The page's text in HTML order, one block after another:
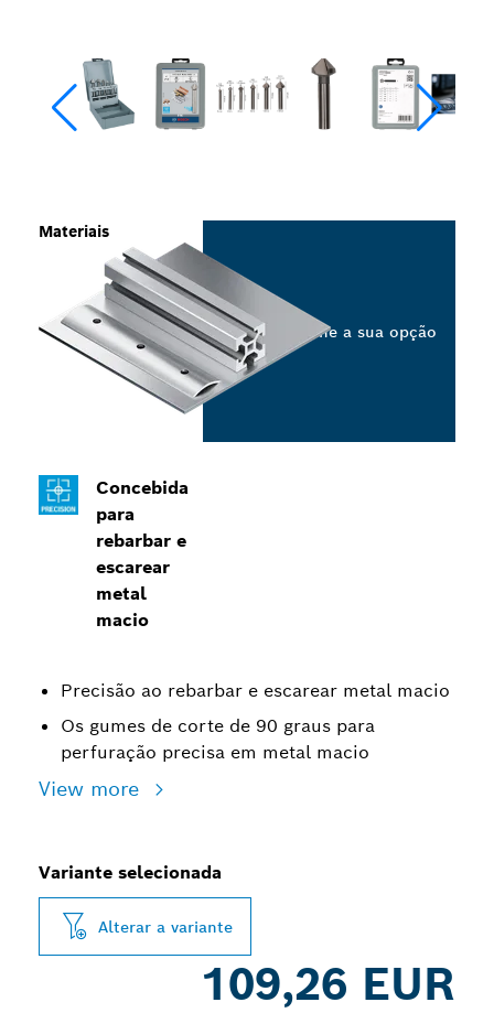
Concebida
para
rebarbar e
escarear
metal
macio
Precisão ao rebarbar e escarear metal macio
Os gumes de corte de 90 graus para
perfuração precisa em metal macio
View more
Materiais
Selecione a sua opção
Variante selecionada
Alterar a variante
109,26 EUR